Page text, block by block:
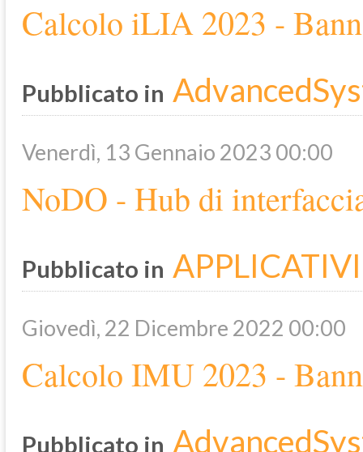
Calcolo iLIA 2023 -
Pubblicato in
Venerdì, 13 Gennaio 2023 00:00
NoDO - Hub di
Pubblicato in
Giovedì, 22 Dicembre 2022 00:00
Calcolo IMU 2023 -
Pubblicato in